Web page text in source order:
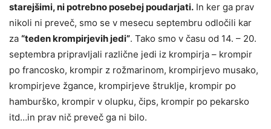
starejšimi, ni potrebno posebej poudarjati. In ker ga prav
nikoli ni preveč, smo se v mesecu septembru odločili kar
za “teden krompirjevih jedi”. Tako smo v času od 14. – 20.
septembra pripravljali različne jedi iz krompirja – krompir
po francosko, krompir z rožmarinom, krompirjevo musako,
krompirjeve žgance, krompirjeve štruklje, krompir po
hamburško, krompir v olupku, čips, krompir po pekarsko
itd…in prav nič preveč ga ni bilo.